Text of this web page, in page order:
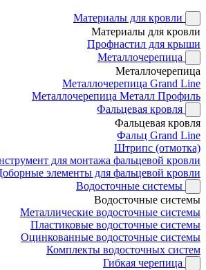
Материалы для кровли
Материалы для кровли
Профнастил для крыши
Металлочерепица
Металлочерепица
Металлочерепица Grand Line
Металлочерепица Металл Профиль
Фальцевая кровля
Фальцевая кровля
Фальц Grand Line
Штрипс (отмотка)
для монтажа фальцевой кровли
элементы для фальцевой кровли
Водосточные системы
Водосточные системы
Металлические водосточные системы
Пластиковые водосточные системы
Оцинкованные водосточные системы
Комплекты водосточных систем
Гибкая черепица